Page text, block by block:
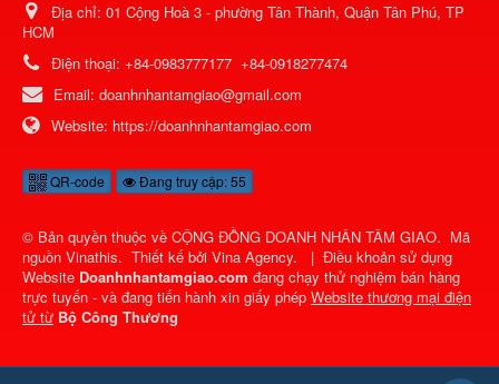
Địa chỉ: 01 Cộng Hoà 3 - phường Tân Thành, Quận Tân Phú, TP
HCM
Điện thoại: +84-0983777177 +84-0918277474
Email: doanhnhantamgiao@gmail.com
Website: https://doanhnhantamgiao.com
QR-code Đang truy cập: 55
© Bản quyền thuộc về CỘNG ĐỒNG DOANH NHÂN TÂM GIAO. Mã
nguồn Vinathis. Thiết kế bởi Vina Agency. | Điều khoản sử dụng
Website Doanhnhantamgiao.com đang chạy thử nghiệm bán hàng
trực tuyến - và đang tiến hành xin giấy phép Website thương mại điện
tử từ Bộ Công Thương